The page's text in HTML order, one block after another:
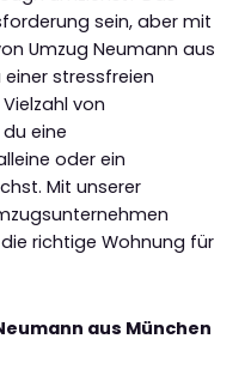
sein, aber mit
Umzug Neumann aus
stressfreien
von
eine
oder ein
Mit unserer
richtige Wohnung für
aus München